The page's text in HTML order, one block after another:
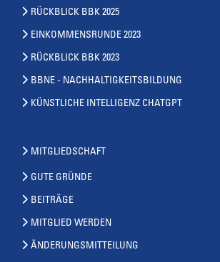
RÜCKBLICK BBK 2025
EINKOMMENSRUNDE 2023
RÜCKBLICK BBK 2023
BBNE - NACHHALTIGKEITSBILDUNG
KÜNSTLICHE INTELLIGENZ CHATGPT
MITGLIEDSCHAFT
GUTE GRÜNDE
BEITRÄGE
MITGLIED WERDEN
ÄNDERUNGSMITTEILUNG